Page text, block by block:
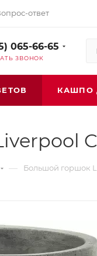
ответ
065-66-65
ЗВОНОК
КАШПО
— Большой горшок